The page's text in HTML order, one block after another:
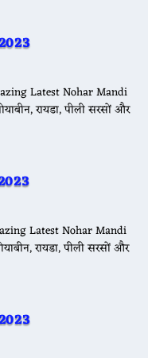
Latest Nohar Mandi
रायडा, पीली सरसों और
Latest Nohar Mandi
रायडा, पीली सरसों और